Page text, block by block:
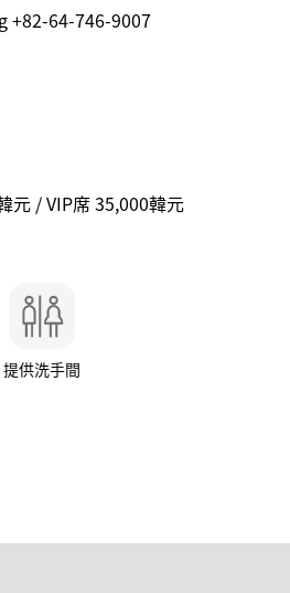
+82-64-746-9007
元 / VIP席 35,000韓元
提供洗手間